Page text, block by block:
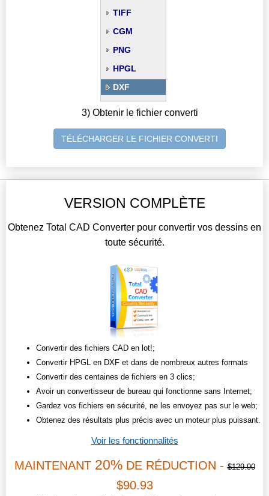
TIFF
CGM
PNG
HPGL
DXF
3) Obtenir le fichier converti
TÉLÉCHARGER LE FICHIER CONVERTI
VERSION COMPLÈTE
Obtenez Total CAD Converter pour convertir vos dessins en
toute sécurité.
Convertir des fichiers CAD en lot!;
Convertir HPGL en DXF et dans de nombreux autres formats
Convertir des centaines de fichiers en 3 clics;
Avoir un convertisseur de bureau qui fonctionne sans Internet;
Gardez vos fichiers en sécurité, ne les envoyez pas sur le web;
Obtenez des résultats plus précis avec un moteur plus puissant.
Voir les fonctionnalités
MAINTENANT 20%DE RÉDUCTION -$129.90
$90.93